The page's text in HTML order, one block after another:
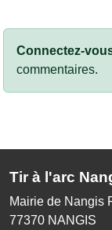
Connectez-
commentaires.
Tir à l'arc
Mairie de Nangis
77370 NANGIS